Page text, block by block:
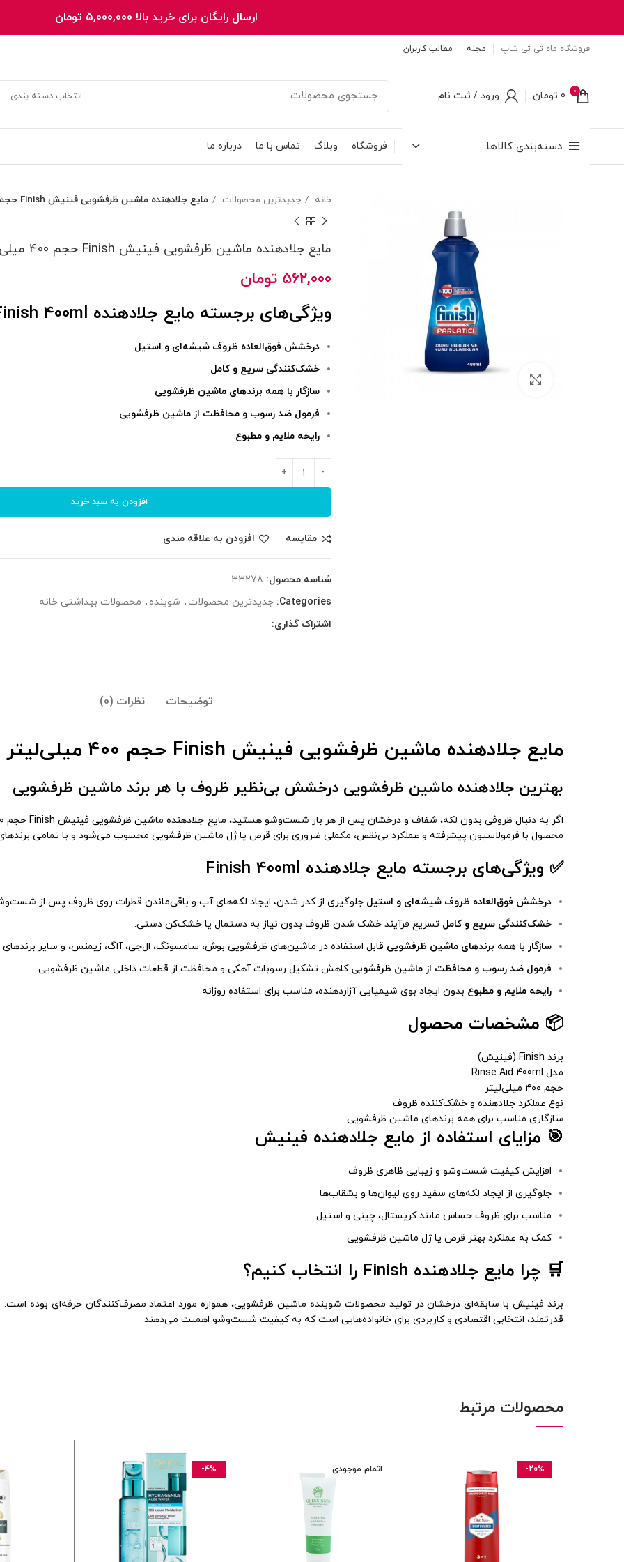
فروشگاه ماه تی تی شاپ مجله مطالب کاربران
0
0 تومان ورود / ثبت نام انتخاب دسته بندی
دسته‌بندی کالاها فروشگاه وبلاگ تماس با ما درباره ما
خانه جدیدترین محصولات مایع جلادهنده ماشین ظرفشویی فینیش Finish حجم 400 میلی‌لیتر
مایع جلادهنده ماشین ظرفشویی فینیش Finish حجم 400 میلی‌لیتر
562,000 تومان
ویژگی‌های برجسته مایع جلادهنده Finish 400ml
درخشش فوق‌العاده ظروف شیشه‌ای و استیل
خشک‌کنندگی سریع و کامل
سازگار با همه برندهای ماشین ظرفشویی
فرمول ضد رسوب و محافظت از ماشین ظرفشویی
رایحه ملایم و مطبوع
افزودن به سبد خرید
مقایسه افزودن به علاقه مندی
شناسه محصول: 33278
Categories: جدیدترین محصولات , شوینده , محصولات بهداشتی خانه
اشتراک گذاری:
توضیحات نظرات (0)
مایع جلادهنده ماشین ظرفشویی فینیش Finish حجم ۴۰۰ میلی‌لیتر
بهترین جلادهنده ماشین ظرفشویی درخشش بی‌نظیر ظروف با هر برند ماشین ظرفشویی
محصول با فرمولاسیون پیشرفته و عملکرد بی‌نقص، مکملی ضروری برای قرص یا ژل ماشین ظرفشویی محسوب می‌شود و با تمامی
✅ ویژگی‌های برجسته مایع جلادهنده Finish 400ml
درخشش فوق‌العاده ظروف شیشه‌ای و استیل جلوگیری از کدر شدن، ایجاد لکه‌های آب و باقی‌ماندن قطرات روی ظروف پس از
خشک‌کنندگی سریع و کامل تسریع فرآیند خشک شدن ظروف بدون نیاز به دستمال یا خشک‌کن دستی.
سازگار با همه برندهای ماشین ظرفشویی قابل استفاده در ماشین‌های ظرفشویی بوش، سامسونگ، ال‌جی، آاگ، زیمنس، و سایر برندهای
فرمول ضد رسوب و محافظت از ماشین ظرفشویی کاهش تشکیل رسوبات آهکی و محافظت از قطعات داخلی ماشین ظرفشویی.
رایحه ملایم و مطبوع بدون ایجاد بوی شیمیایی آزاردهنده، مناسب برای استفاده روزانه.
📦 مشخصات محصول
برند Finish (فینیش)
مدل Rinse Aid 400ml
حجم ۴۰۰ میلی‌لیتر
نوع عملکرد جلادهنده و خشک‌کننده ظروف
سازگاری مناسب برای همه برندهای ماشین ظرفشویی
🎯 مزایای استفاده از مایع جلادهنده فینیش
افزایش کیفیت شست‌وشو و زیبایی ظاهری ظروف
جلوگیری از ایجاد لکه‌های سفید روی لیوان‌ها و بشقاب‌ها
مناسب برای ظروف حساس مانند کریستال، چینی و استیل
کمک به عملکرد بهتر قرص یا ژل ماشین ظرفشویی
🛒 چرا مایع جلادهنده Finish را انتخاب کنیم؟
قدرتمند، انتخابی اقتصادی و کاربردی برای خانواده‌هایی است که به کیفیت شست‌وشو اهمیت می‌دهند.
محصولات مرتبط
-20% اتمام موجودی -4%
ارسال رایگان برای خرید بالا 5,000,000 تومان